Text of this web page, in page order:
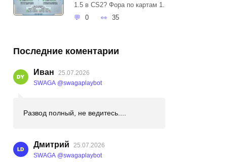
1.5 в CS2? Фора по картам 1.
0
35
Последние коментарии
Иван
25.07.2026
SWAGA @swagaplaybot
Развод полный, не ведитесь....
Дмитрий
25.07.2026
SWAGA @swagaplaybot